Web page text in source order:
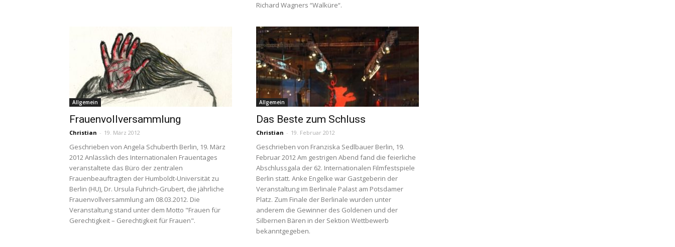
Richard Wagners “Walküre“.
Allgemein
Frauenvollversammlung
Christian - 19. März 2012
Geschrieben von Angela Schuberth Berlin, 19. März
2012 Anlässlich des Internationalen Frauentages
veranstaltete das Büro der zentralen
Frauenbeauftragten der Humboldt-Universität zu
Berlin (HU), Dr. Ursula Fuhrich-Grubert, die jährliche
Frauenvollversammlung am 08.03.2012. Die
Veranstaltung stand unter dem Motto "Frauen für
Gerechtigkeit – Gerechtigkeit für Frauen".
Allgemein
Das Beste zum Schluss
Christian - 19. Februar 2012
Geschrieben von Franziska Sedlbauer Berlin, 19.
Februar 2012 Am gestrigen Abend fand die feierliche
Abschlussgala der 62. Internationalen Filmfestspiele
Berlin statt. Anke Engelke war Gastgeberin der
Veranstaltung im Berlinale Palast am Potsdamer
Platz. Zum Finale der Berlinale wurden unter
anderem die Gewinner des Goldenen und der
Silbernen Bären in der Sektion Wettbewerb
bekanntgegeben.